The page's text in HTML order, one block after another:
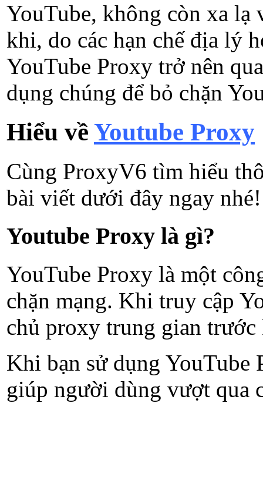
YouTube, không còn xa lạ
khi, do các hạn chế địa lý
YouTube Proxy trở nên
dụng chúng để bỏ chặn
Hiểu về Youtube Proxy
Cùng ProxyV6 tìm hiểu
bài viết dưới đây ngay nhé!
Youtube Proxy là gì?
YouTube Proxy là một
chặn mạng. Khi truy cập
chủ proxy trung gian
Khi bạn sử dụng YouTube
giúp người dùng vượt qua